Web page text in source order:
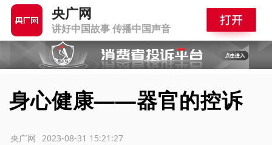
央广网
讲好中国故事 传播中国声音
身心健康——器官的控诉
2023-08-31 15:21:27
央广网